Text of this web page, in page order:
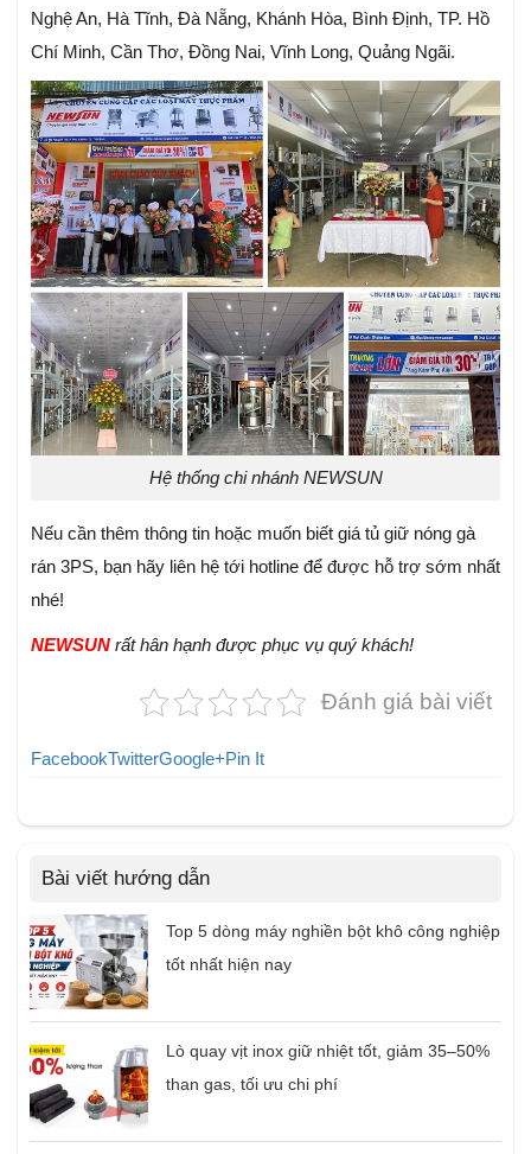
Nghệ An, Hà Tĩnh, Đà Nẵng, Khánh Hòa, Bình Định, TP. Hồ
Chí Minh, Cần Thơ, Đồng Nai, Vĩnh Long, Quảng Ngãi.
Hệ thống chi nhánh NEWSUN
Nếu cần thêm thông tin hoặc muốn biết giá tủ giữ nóng gà
rán 3PS, bạn hãy liên hệ tới hotline để được hỗ trợ sớm nhất
nhé!
NEWSUN rất hân hạnh được phục vụ quý khách!
Đánh giá bài viết
FacebookTwitterGoogle+Pin It
Bài viết hướng dẫn
Top 5 dòng máy nghiền bột khô công nghiệp
tốt nhất hiện nay
Lò quay vịt inox giữ nhiệt tốt, giảm 35–50%
than gas, tối ưu chi phí